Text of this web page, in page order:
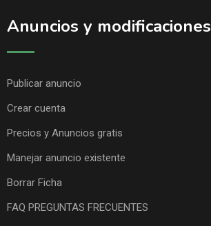
Anuncios y modificaciones
Publicar anuncio
Crear cuenta
Precios y Anuncios gratis
Manejar anuncio existente
Borrar Ficha
FAQ PREGUNTAS FRECUENTES